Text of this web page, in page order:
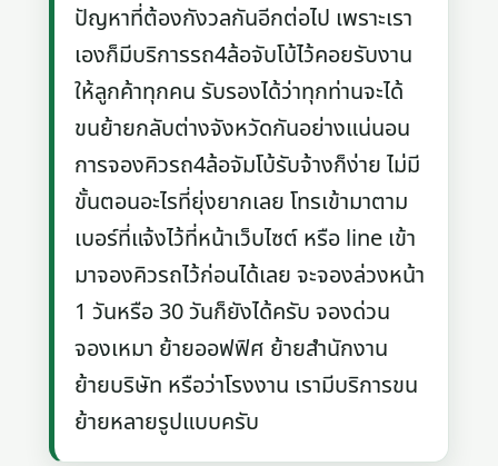
ปัญหาที่ต้องกังวลกันอีกต่อไป เพราะเรา
เองก็มีบริการรถ4ล้อจับโบ้ไว้คอยรับงาน
ให้ลูกค้าทุกคน รับรองได้ว่าทุกท่านจะได้
ขนย้ายกลับต่างจังหวัดกันอย่างแน่นอน
การจองคิวรถ4ล้อจัมโบ้รับจ้างก็ง่าย ไม่มี
ขั้นตอนอะไรที่ยุ่งยากเลย โทรเข้ามาตาม
เบอร์ที่แจ้งไว้ที่หน้าเว็บไซต์ หรือ line เข้า
มาจองคิวรถไว้ก่อนได้เลย จะจองล่วงหน้า
1 วันหรือ 30 วันก็ยังได้ครับ จองด่วน
จองเหมา ย้ายออฟฟิศ ย้ายสำนักงาน
ย้ายบริษัท หรือว่าโรงงาน เรามีบริการขน
ย้ายหลายรูปแบบครับ